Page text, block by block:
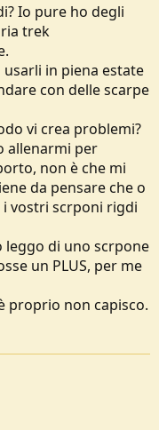
Io pure ho degli
trek
in piena estate
con delle scarpe
vi crea problemi?
allenarmi per
non è che mi
da pensare che o
vostri scrponi rigdi
leggo di uno scrpone
un PLUS, per me
proprio non capisco.